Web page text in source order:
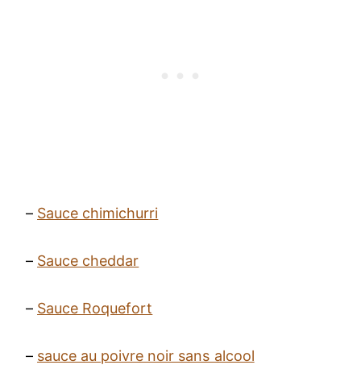
– Sauce chimichurri
– Sauce cheddar
– Sauce Roquefort
– sauce au poivre noir sans alcool